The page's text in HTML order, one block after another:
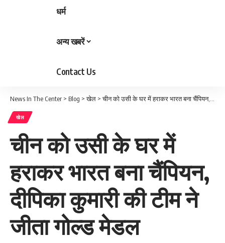
धर्म
अन्य खबरें
Contact Us
News In The Center > Blog >खेल >चीन को उसी के घर में हराकर भारत बना चैंपियन, दीपिका कुमारी की टीम ने जीता गोल्ड मेडल
खेल
चीन को उसी के घर में
हराकर भारत बना चैंपियन,
दीपिका कुमारी की टीम ने
जीता गोल्ड मेडल